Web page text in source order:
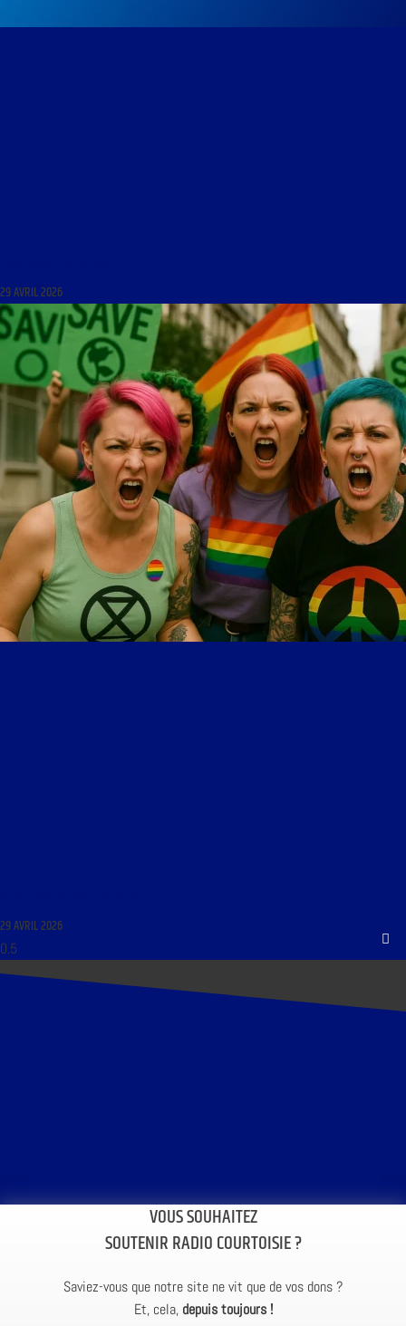
29 AVRIL 2026
29 AVRIL 2026
VOUS SOUHAITEZ
SOUTENIR RADIO COURTOISIE ?
Saviez-vous que notre site ne vit que de vos dons ?
Et, cela, depuis toujours !